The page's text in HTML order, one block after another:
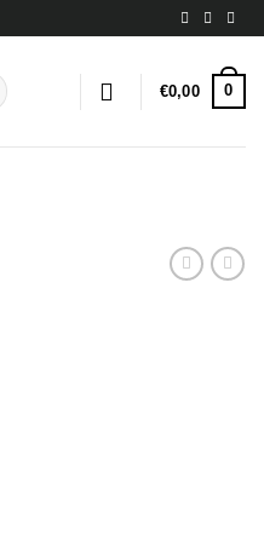
€0,00 0